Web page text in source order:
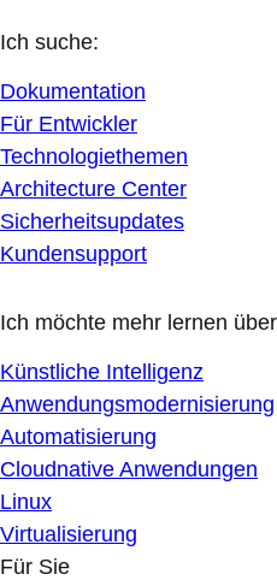
Ich suche:
Dokumentation
Für Entwickler
Technologiethemen
Architecture Center
Sicherheitsupdates
Kundensupport
Ich möchte mehr lernen
Künstliche Intelligenz
Anwendungsmodernisierung
Automatisierung
Cloudnative Anwendungen
Linux
Virtualisierung
Für Sie